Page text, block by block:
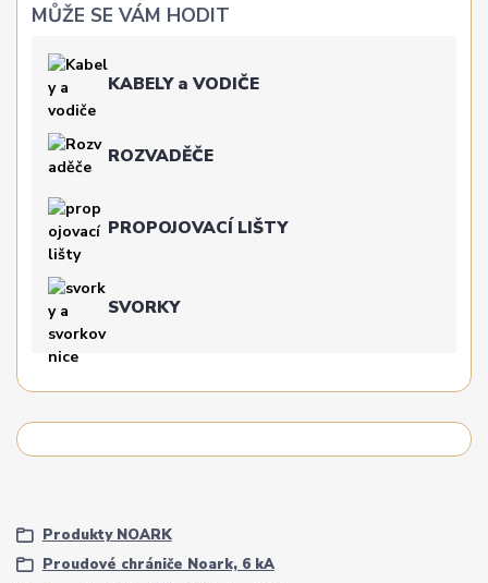
MŮŽE SE VÁM HODIT
KABELY a VODIČE
ROZVADĚČE
PROPOJOVACÍ LIŠTY
SVORKY
Produkty NOARK
Proudové chrániče Noark, 6 kA